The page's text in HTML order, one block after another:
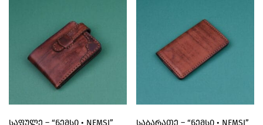
ᲡᲐᲤᲣᲚᲔ – “ᲜᲔᲛᲡᲘ • NEMSI” ᲡᲐᲑᲐᲠᲐᲗᲔ – “ᲜᲔᲛᲡᲘ • NEMSI”